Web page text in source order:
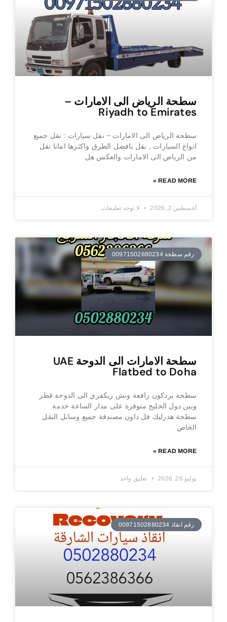
سطحة الرياض الى الامارات –
Riyadh to Emirates
سطحة الرياض الى الامارات ~ نقل سيارات : نقل جميع
انواع السيارات , نقل بافضل الطرق واكثرها امانا نقل
من الرياض الى الامارات والعكس هل
READ MORE »
أغسطس 2, 2026 لا توجد تعليقات
رقم سطحة 00971502880234
سطحة الامارات الى الدوحة UAE
Flatbed to Doha
سطحة بردكون رافعة ونش ريكفري الى الدوحة قطر
وبين دول الخليج متوفرة على مدار الساعة خدمة
سطحة هدرليك فل داون مصندقة جميع وساىل النقل
الخاص
READ MORE »
يوليو 26, 2026 تعليق واحد
رقم انقاذ 00971502880234